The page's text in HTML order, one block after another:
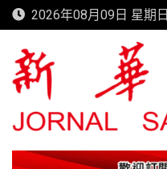
Skip
to
content
2026年08月09日 星期日
新華澳報